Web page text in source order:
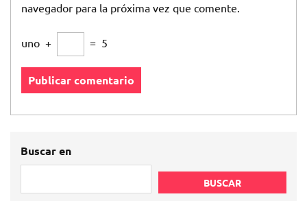
navegador para la próxima vez que comente.
uno + = 5
Buscar en
BUSCAR